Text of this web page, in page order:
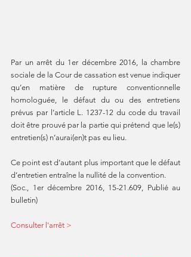
Par un arrêt du 1er décembre 2016, la chambre
sociale de la Cour de cassation est venue indiquer
qu’en matière de rupture conventionnelle
homologuée, le défaut du ou des entretiens
prévus par l’article L. 1237-12 du code du travail
doit être prouvé par la partie qui prétend que le(s)
entretien(s) n’aurai(en)t pas eu lieu.
Ce point est d’autant plus important que le défaut
d’entretien entraîne la nullité de la convention.
(Soc., 1er décembre 2016, 15-21.609, Publié au
bulletin)
Consulter l'arrêt >